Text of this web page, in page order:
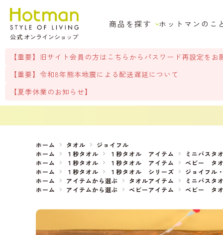
商品を探す ホットマンのこ
【重要】旧サイト会員の方はこちらからパスワード再設定をお
【重要】令和8年熊本地震による配送遅延について
【夏季休業のお知らせ】
ホーム タオル
ジョイフル
ホーム
１秒タオル １秒タオル アイテム ミニバスタ
ホーム
１秒タオル １秒タオル アイテム ベビー タ
ホーム
１秒タオル １秒タオル シリーズ ジョイフル
ホーム
アイテムから選ぶ タオルアイテム ミニバスタ
ホーム
アイテムから選ぶ ベビーアイテム ベビー タ